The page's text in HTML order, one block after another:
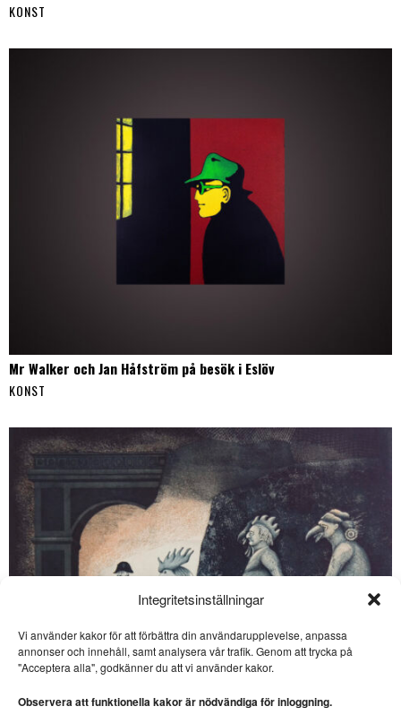
Integritetsinställningar
Vi använder kakor för att förbättra din användarupplevelse, anpassa
annonser och innehåll, samt analysera vår trafik. Genom att trycka på
"Acceptera alla", godkänner du att vi använder kakor.
Observera att funktionella kakor är nödvändiga för inloggning.
KONST
Mr Walker och Jan Håfström på besök i Eslöv
KONST
SE ÄVEN
Noterat: Fotokonst i
FOTOKONST. Bo